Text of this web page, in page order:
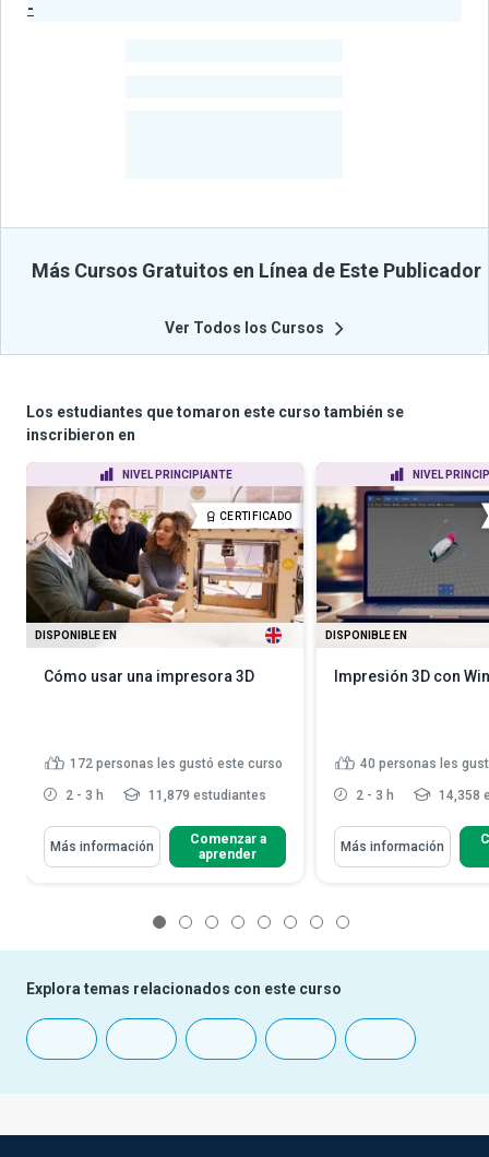
-
Más Cursos Gratuitos en Línea de Este Publicador
Ver Todos los Cursos
Los estudiantes que tomaron este curso también se
inscribieron en
NIVEL PRINCIPIANTE
CERTIFICADO
DISPONIBLE EN
Cómo usar una impresora 3D
172 personas les gustó este curso
2 - 3 h 11,879 estudiantes
Más información
Comenzar a
aprender
NIVEL
DISPONIBLE EN
Impresión 3D con
40 personas les
2 - 3 h 14,358
Más información
Explora temas relacionados con este curso